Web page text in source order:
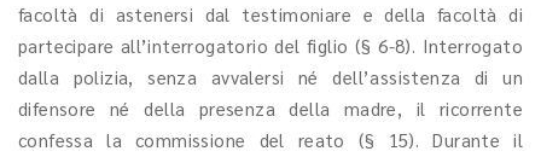
facoltà di astenersi dal testimoniare e della facoltà di
partecipare all’interrogatorio del figlio (§ 6-8). Interrogato
dalla polizia, senza avvalersi né dell’assistenza di un
difensore né della presenza della madre, il ricorrente
confessa la commissione del reato (§ 15). Durante il